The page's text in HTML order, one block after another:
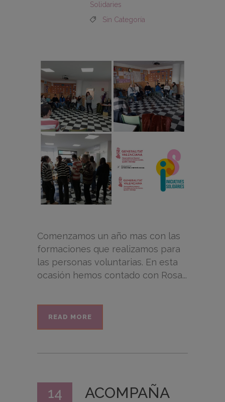
Solidaries
Sin Categoría
Comenzamos un año mas con las
formaciones que realizamos para
las personas voluntarias. En esta
ocasión hemos contado con Rosa...
READ MORE
14
ACOMPAÑA